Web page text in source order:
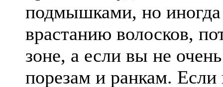
подмышками, но
врастанию волосков,
зоне, а если вы не
порезам и ранкам. Если